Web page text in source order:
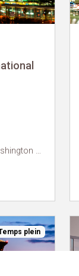
HMSHost à l’aéroport international Washington Dulles
plein